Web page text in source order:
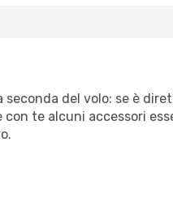
del volo: se è
te alcuni accessori